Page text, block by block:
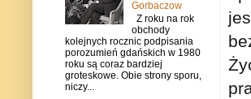
Gorbaczow
Z roku na rok
obchody
kolejnych rocznic podpisania
porozumień gdańskich w 1980
roku są coraz bardziej
groteskowe. Obie strony sporu,
niczy...